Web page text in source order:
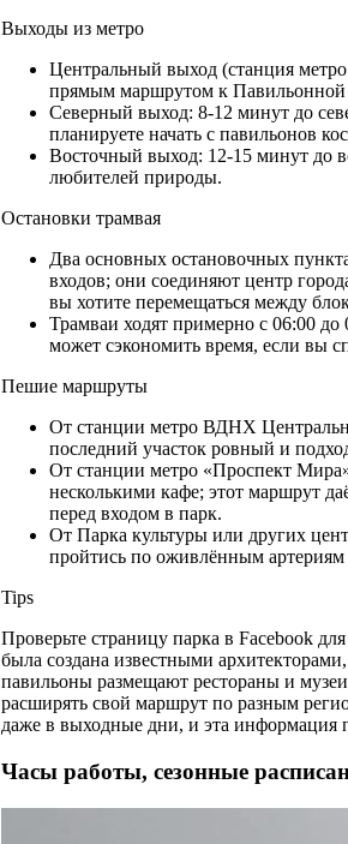
Выходы из метро
Центральный выход (станция
прямым маршрутом к Павильонной
Северный выход: 8-12 минут до
планируете начать с павильонов
Восточный выход: 12-15 минут до
любителей природы.
Остановки трамвая
Два основных остановочных
входов; они соединяют центр
вы хотите перемещаться между
Трамваи ходят примерно с 06:00 до
может сэкономить время, если вы
Пешие маршруты
От станции метро ВДНХ
последний участок ровный и
От станции метро «Проспект
несколькими кафе; этот маршрут
перед входом в парк.
От Парка культуры или других
пройтись по оживлённым артериям
Tips
Проверьте страницу парка в Facebook
была создана известными
павильоны размещают рестораны и
расширять свой маршрут по разным
даже в выходные дни, и эта информация
Часы работы, сезонные